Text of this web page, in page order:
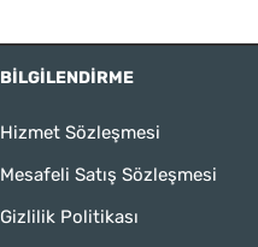
BILGILENDIRME
Hizmet Sözleşmesi
Mesafeli Satış Sözleşmesi
Gizlilik Politikası